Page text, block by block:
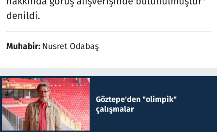
denildi.
Muhabir: Nusret Odabaş
Göztepe'den "olimpik"
çalışmalar